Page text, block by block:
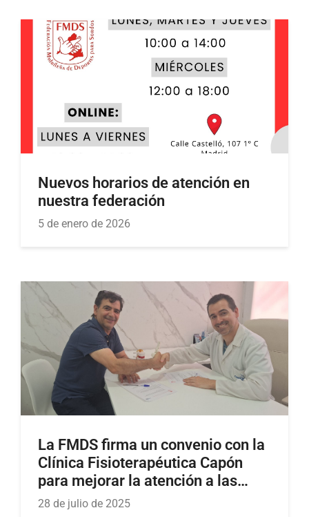
Nuevos horarios de atención en
nuestra federación
5 de enero de 2026
La FMDS firma un convenio con la
Clínica Fisioterapéutica Capón
para mejorar la atención a las
personas deportistas sordas
28 de julio de 2025